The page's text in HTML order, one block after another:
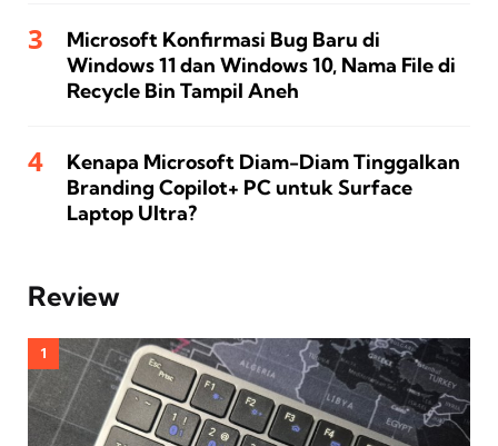
Microsoft Konfirmasi Bug Baru di
Windows 11 dan Windows 10, Nama File di
Recycle Bin Tampil Aneh
Kenapa Microsoft Diam-Diam Tinggalkan
Branding Copilot+ PC untuk Surface
Laptop Ultra?
Review